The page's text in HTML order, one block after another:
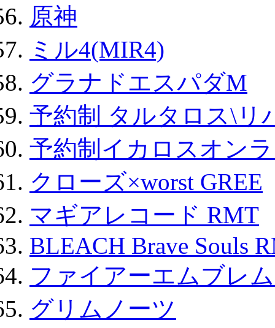
原神
ミル4(MIR4)
グラナドエスパダM
予約制 タルタロス\リ
予約制イカロスオン
クローズ×worst GREE
マギアレコード RMT
BLEACH Brave Souls
ファイアーエムブレ
グリムノーツ